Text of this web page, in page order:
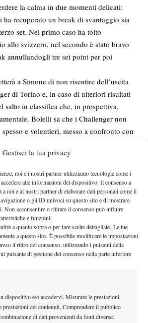
Gestisci la tua privacy
noi e i nostri partner utilizziamo tecnologie come i
alle informazioni del dispositivo. Il consenso a
a noi e ai nostri partner di elaborare dati personali come il
o gli ID univoci su questo sito e di mostrare
Non acconsentire o ritirare il consenso può influire
e funzioni.
a quanto sopra o per fare scelte dettagliate. Le tue
a questo sito. È possibile modificare le impostazioni
il ritiro del consenso, utilizzando i pulsanti della
pulsante di gestione del consenso nella parte inferiore
dispositivo e/o accedervi, Misurare le prestazioni
dei contenuti, Comprendere il pubblico
di dati provenienti da fonti diverse.
la calma in due momenti delicati:
recuperato un break di svantaggio sia
set. Nel primo caso ha tolto
allo svizzero, nel secondo è stato bravo
annullandogli tre set point per poi
a Simone di non risentire dell’uscita
di Torino e, in caso di ulteriori risultati
salto in classifica che, in prospettiva,
Bolelli sa che i Challenger non
e volentieri, messo a confronto con
oggi, è successo a Wimbledon con Murray,
del fatto che fosse fuori dai Top
Simone non parte favorito, ma è in
di non avere niente da perdere.